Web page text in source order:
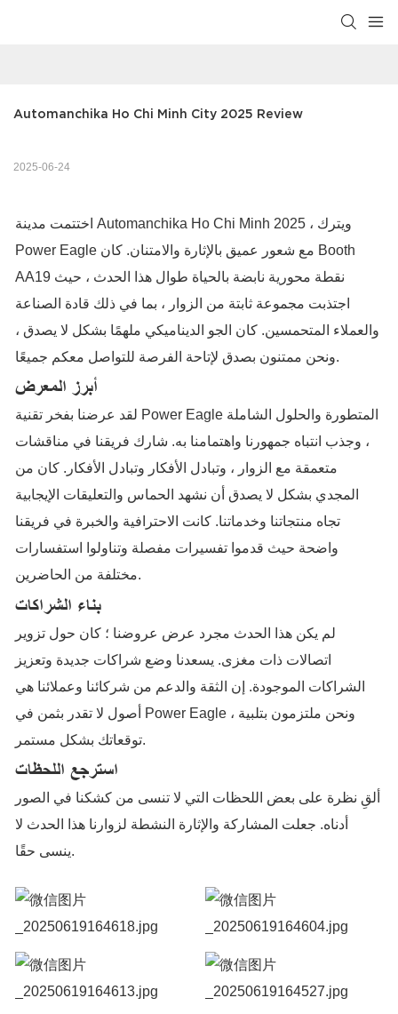
Automanchika Ho Chi Minh City 2025 Review
2025-06-24
اختتمت مدينة Automanchika Ho Chi Minh 2025 ، ويترك
Power Eagle مع شعور عميق بالإثارة والامتنان. كان Booth
AA19 نقطة محورية نابضة بالحياة طوال هذا الحدث ، حيث
اجتذبت مجموعة ثابتة من الزوار ، بما في ذلك قادة الصناعة
والعملاء المتحمسين. كان الجو الديناميكي ملهمًا بشكل لا يصدق ،
ونحن ممتنون بصدق لإتاحة الفرصة للتواصل معكم جميعًا.
أبرز المعرض
لقد عرضنا بفخر تقنية Power Eagle المتطورة والحلول الشاملة
، وجذب انتباه جمهورنا واهتمامنا به. شارك فريقنا في مناقشات
متعمقة مع الزوار ، وتبادل الأفكار وتبادل الأفكار. كان من
المجدي بشكل لا يصدق أن نشهد الحماس والتعليقات الإيجابية
تجاه منتجاتنا وخدماتنا. كانت الاحترافية والخبرة في فريقنا
واضحة حيث قدموا تفسيرات مفصلة وتناولوا استفسارات
مختلفة من الحاضرين.
بناء الشراكات
لم يكن هذا الحدث مجرد عرض عروضنا ؛ كان حول تزوير
اتصالات ذات مغزى. يسعدنا وضع شراكات جديدة وتعزيز
الشراكات الموجودة. إن الثقة والدعم من شركائنا وعملائنا هي
أصول لا تقدر بثمن في Power Eagle ، ونحن ملتزمون بتلبية
توقعاتك بشكل مستمر.
استرجع اللحظات
ألقِ نظرة على بعض اللحظات التي لا تنسى من كشكنا في الصور
أدناه. جعلت المشاركة والإثارة النشطة لزوارنا هذا الحدث لا
ينسى حقًا.